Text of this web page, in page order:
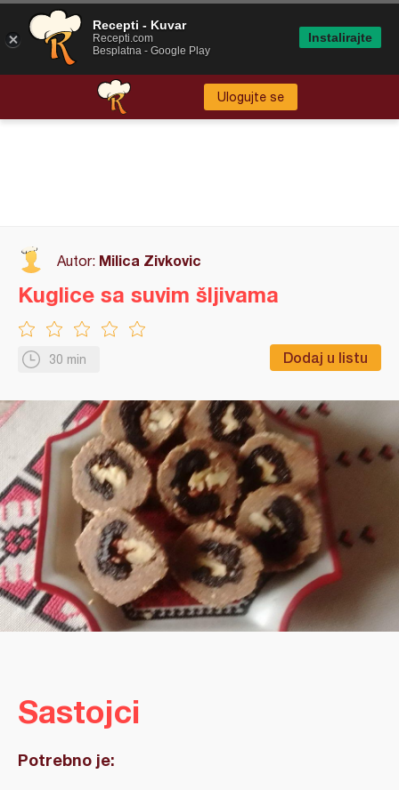
Ulogujte se
Autor: Milica Zivkovic
30 min Dodaj u listu
Kuglice sa suvim šljivama
Sastojci
Potrebno je:
Recepti - Kuvar
Recepti.com
Besplatna - Google Play
Instalirajte